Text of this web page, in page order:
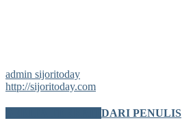
admin sijoritoday
http://sijoritoday.com
DARI PENULIS